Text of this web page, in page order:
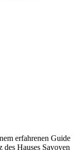
erfahrenen Guide
des Hauses Savoyen